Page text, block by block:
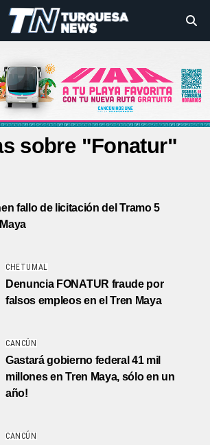
sobre "Fonatur"
fallo de licitación del Tramo 5
CHETUMAL
Denuncia FONATUR fraude por
falsos empleos en el Tren Maya
CANCÚN
Gastará gobierno federal 41 mil
millones en Tren Maya, sólo en un
año!
CANCÚN